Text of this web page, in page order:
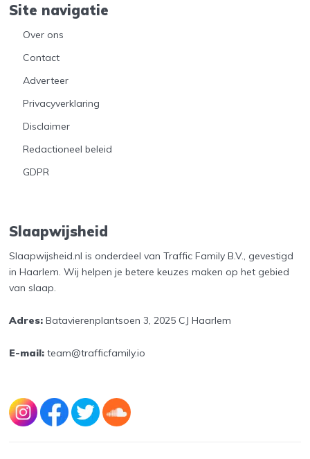
Site navigatie
Over ons
Contact
Adverteer
Privacyverklaring
Disclaimer
Redactioneel beleid
GDPR
Slaapwijsheid
Slaapwijsheid.nl is onderdeel van Traffic Family B.V., gevestigd
in Haarlem. Wij helpen je betere keuzes maken op het gebied
van slaap.
Adres:Batavierenplantsoen 3, 2025 CJ Haarlem
E-mail:team@trafficfamily.io